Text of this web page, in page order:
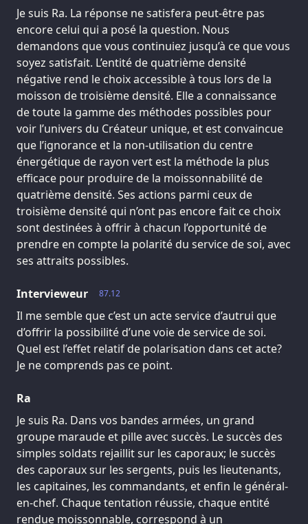
Je suis Ra. La réponse ne satisfera peut-être pas
encore celui qui a posé la question. Nous
demandons que vous continuiez jusqu’à ce que vous
soyez satisfait. L’entité de quatrième densité
négative rend le choix accessible à tous lors de la
moisson de troisième densité. Elle a connaissance
de toute la gamme des méthodes possibles pour
voir l’univers du Créateur unique, et est convaincue
que l’ignorance et la non-utilisation du centre
énergétique de rayon vert est la méthode la plus
efficace pour produire de la moissonnabilité de
quatrième densité. Ses actions parmi ceux de
troisième densité qui n’ont pas encore fait ce choix
sont destinées à offrir à chacun l’opportunité de
prendre en compte la polarité du service de soi, avec
ses attraits possibles.
87.12
Intervieweur
Il me semble que c’est un acte service d’autrui que
d’offrir la possibilité d’une voie de service de soi.
Quel est l’effet relatif de polarisation dans cet acte?
Je ne comprends pas ce point.
Ra
Je suis Ra. Dans vos bandes armées, un grand
groupe maraude et pille avec succès. Le succès des
simples soldats rejaillit sur les caporaux; le succès
des caporaux sur les sergents, puis les lieutenants,
les capitaines, les commandants, et enfin le général-
en-chef. Chaque tentation réussie, chaque entité
rendue moissonnable, correspond à un